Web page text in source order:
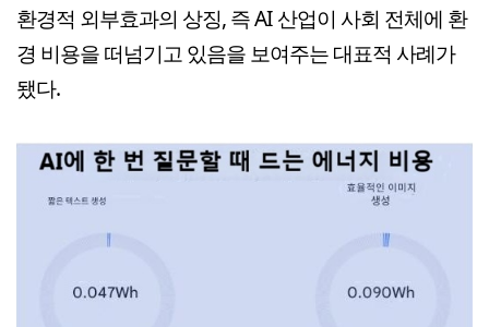
환경적 외부효과의 상징, 즉 AI 산업이 사회 전체에 환
경 비용을 떠넘기고 있음을 보여주는 대표적 사례가
됐다.